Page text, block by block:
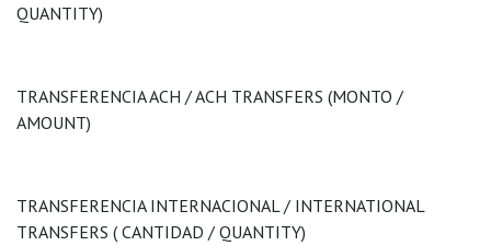
QUANTITY)
TRANSFERENCIA ACH / ACH TRANSFERS (MONTO /
AMOUNT)
TRANSFERENCIA INTERNACIONAL / INTERNATIONAL
TRANSFERS ( CANTIDAD / QUANTITY)